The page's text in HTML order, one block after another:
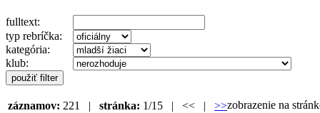
fulltext:
typ rebríčka:
kategória:
klub:
záznamov: 221 | stránka: 1/15 | << | >>zobrazenie na